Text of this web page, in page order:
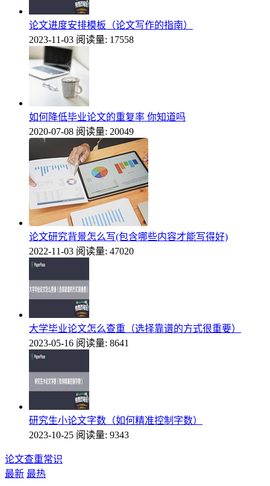
论文进度安排模板（论文写作的指南）
2023-11-03 阅读量: 17558
如何降低毕业论文的重复率 你知道吗
2020-07-08 阅读量: 20049
论文研究背景怎么写(包含哪些内容才能写得好)
2022-11-03 阅读量: 47020
大学毕业论文怎么查重（选择靠谱的方式很重要）
2023-05-16 阅读量: 8641
研究生小论文字数（如何精准控制字数）
2023-10-25 阅读量: 9343
论文查重常识
最新 最热